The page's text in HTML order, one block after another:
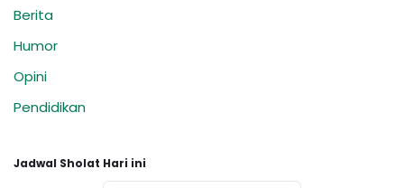
Berita
Humor
Opini
Pendidikan
Jadwal Sholat Hari ini